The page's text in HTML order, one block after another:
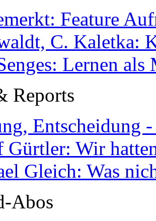
Feature
C. Kaletka:
Lernen als
Reports
Entscheidung
Gürtler: Wir
Gleich: Was
Abos